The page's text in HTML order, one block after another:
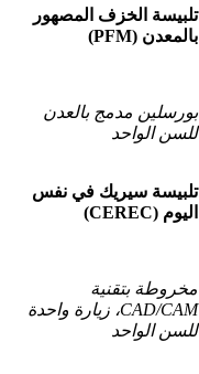
تلبيسة الخزف المصهور
بالمعدن (PFM)
بورسلين مدمج بالعدن
للسن الواحد
تلبيسة سيريك في نفس
اليوم (CEREC)
مخروطة بتقنية
CAD/CAM، زيارة واحدة
للسن الواحد